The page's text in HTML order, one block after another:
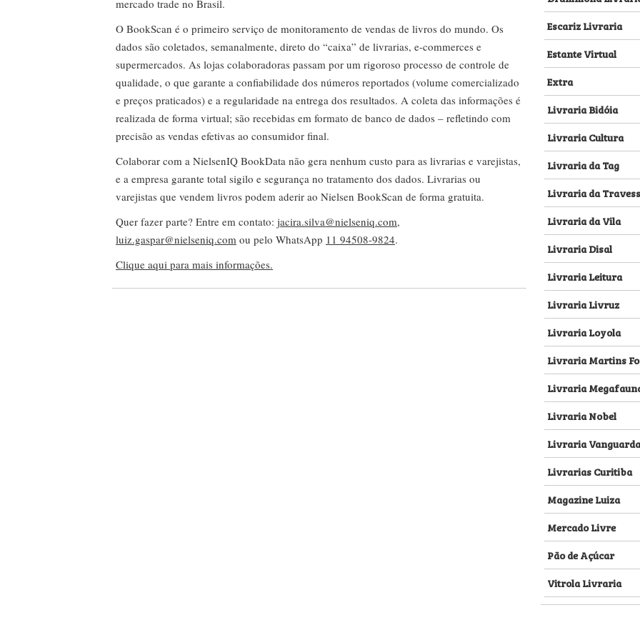
mercado trade no Brasil.
O BookScan é o primeiro serviço de monitoramento de vendas de livros do mundo. Os
dados são coletados, semanalmente, direto do “caixa” de livrarias, e-commerces e
supermercados. As lojas colaboradoras passam por um rigoroso processo de controle de
qualidade, o que garante a confiabilidade dos números reportados (volume comercializado
e preços praticados) e a regularidade na entrega dos resultados. A coleta das informações é
realizada de forma virtual; são recebidas em formato de banco de dados – refletindo com
precisão as vendas efetivas ao consumidor final.
Colaborar com a NielsenIQ BookData não gera nenhum custo para as livrarias e varejistas,
e a empresa garante total sigilo e segurança no tratamento dos dados. Livrarias ou
varejistas que vendem livros podem aderir ao Nielsen BookScan de forma gratuita.
Quer fazer parte? Entre em contato: jacira.silva@nielseniq.com,
luiz.gaspar@nielseniq.com ou pelo WhatsApp 11 94508-9824.
Clique aqui para mais informações.
Escariz Livraria
Estante Virtual
Extra
Livraria Bidóia
Livraria Cultura
Livraria da Tag
Livraria da
Livraria da Vila
Livraria Disal
Livraria Leitura
Livraria Livruz
Livraria Loyola
Livraria Martins
Livraria
Livraria Nobel
Livraria Vanguarda
Livrarias Curitiba
Magazine Luiza
Mercado Livre
Pão de Açúcar
Vitrola Livraria